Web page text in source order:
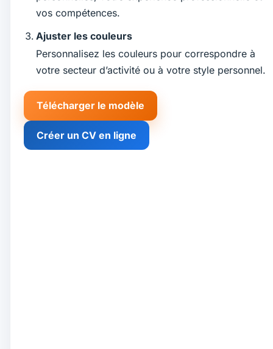
vos compétences.
Ajuster les couleurs
Personnalisez les couleurs pour correspondre à
votre secteur d’activité ou à votre style personnel.
Télécharger le modèle
Créer un CV en ligne